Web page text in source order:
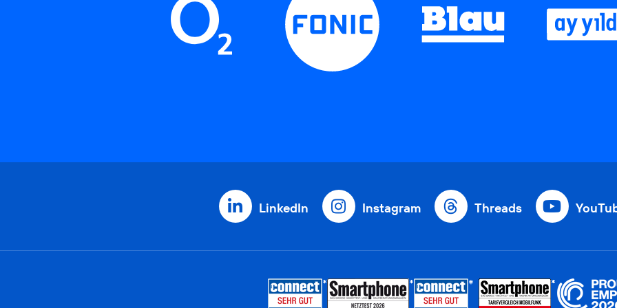
LinkedIn Instagram Threads